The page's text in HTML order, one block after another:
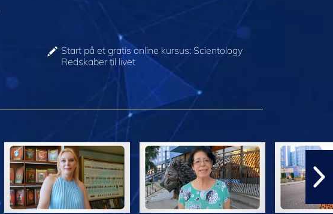
Start på et gratis online kursus: Scientology
Redskaber til livet